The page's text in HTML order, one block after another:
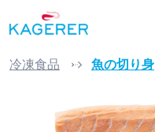
Skip to main content
冷凍食品 魚の切り身